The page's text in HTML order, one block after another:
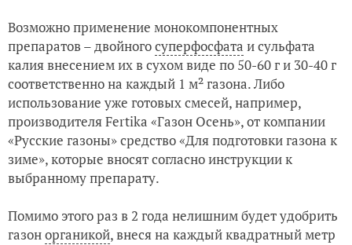
Возможно применение монокомпонентных
препаратов – двойногосуперфосфата и сульфата
калия внесением их в сухом виде по 50-60 г и 30-40 г
соответственно на каждый 1 м² газона. Либо
использование уже готовых смесей, например,
производителя Fertika «Газон Осень», от компании
«Русские газоны» средство «Для подготовки газона к
зиме», которые вносят согласно инструкции к
выбранному препарату.
Помимо этого раз в 2 года нелишним будет удобрить
газонорганикой, внеся на каждый квадратный метр